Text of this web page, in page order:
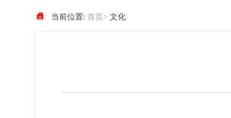
当前位置: 首页> 文化